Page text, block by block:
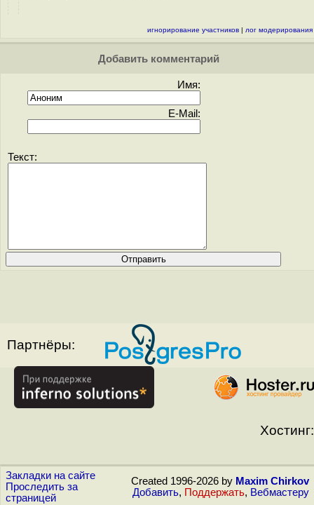
игнорирование участников | лог модерирования
Добавить комментарий
Имя:
E-Mail:
Текст:
Партнёры:
Хостинг:
Закладки на сайте
Проследить за
страницей
Created 1996-2026 by Maxim Chirkov
Добавить, Поддержать, Вебмастеру